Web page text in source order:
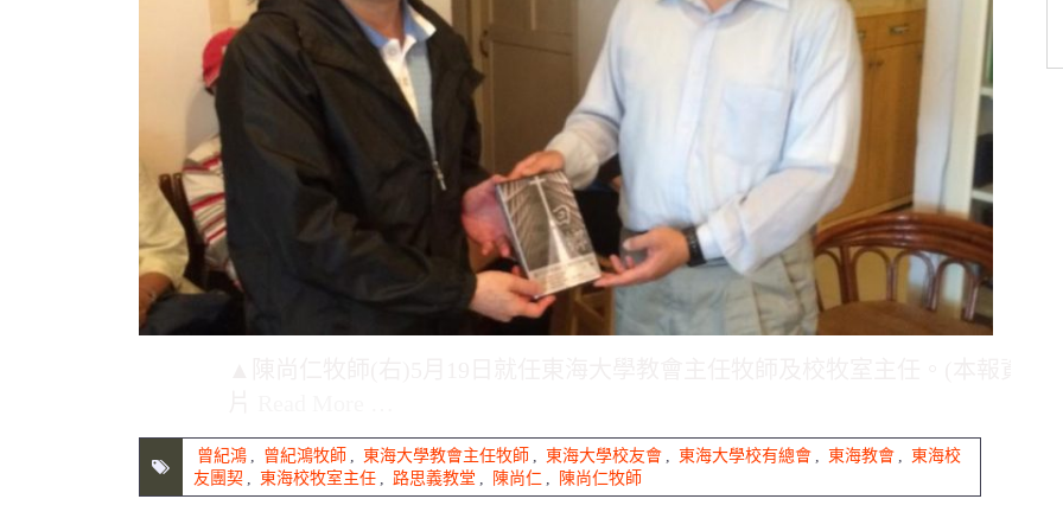
曾紀鴻 曾紀鴻牧師 東海大學教會主任牧師 東海大學校友會 東海大學校有總會 東海教會
東海校
友團契
東海校牧室主任 路思義教堂 陳尚仁 陳尚仁牧師